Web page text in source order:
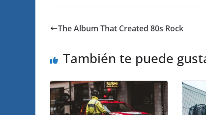
The Album That Created 80s Rock
También te puede